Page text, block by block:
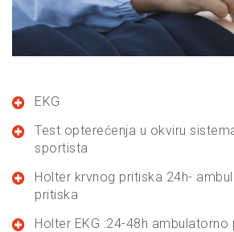
EKG
Test opterećenja u okviru
sportista
Holter krvnog pritiska 24h-
pritiska
Holter EKG :24-48h ambulatorno